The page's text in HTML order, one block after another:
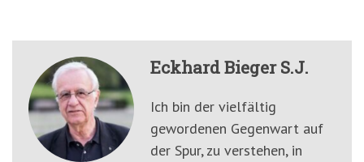
Eckhard Bieger S.J.
Ich bin der vielfältig
gewordenen Gegenwart auf
der Spur, zu verstehen, in